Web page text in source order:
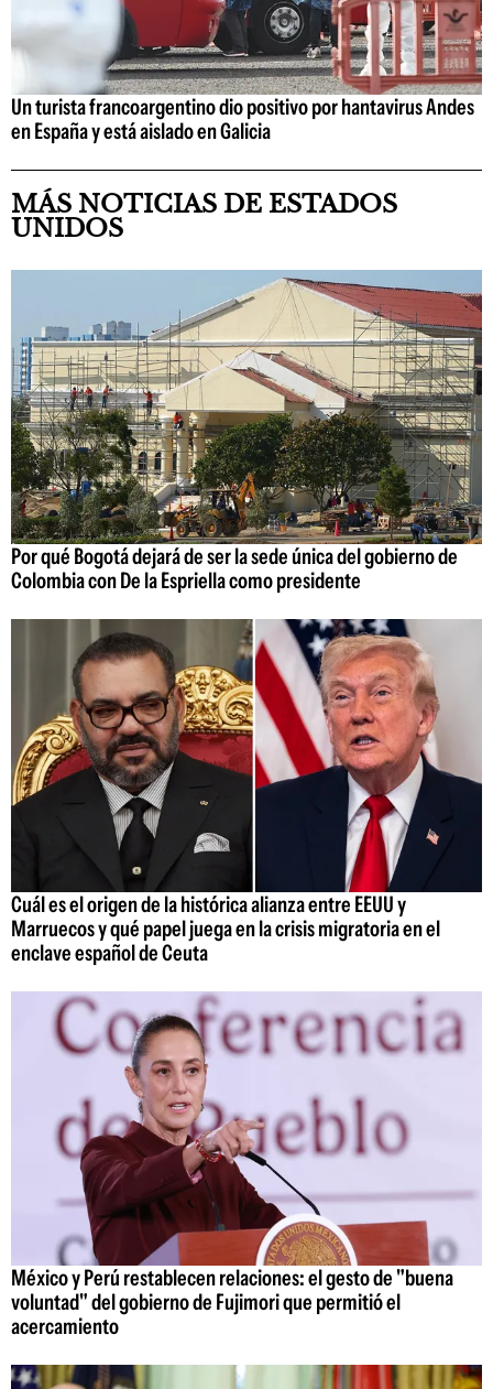
Un turista francoargentino dio positivo por hantavirus Andes
en España y está aislado en Galicia
MÁS NOTICIAS DE ESTADOS
UNIDOS
Por qué Bogotá dejará de ser la sede única del gobierno de
Colombia con De la Espriella como presidente
Cuál es el origen de la histórica alianza entre EEUU y
Marruecos y qué papel juega en la crisis migratoria en el
enclave español de Ceuta
México y Perú restablecen relaciones: el gesto de "buena
voluntad" del gobierno de Fujimori que permitió el
acercamiento